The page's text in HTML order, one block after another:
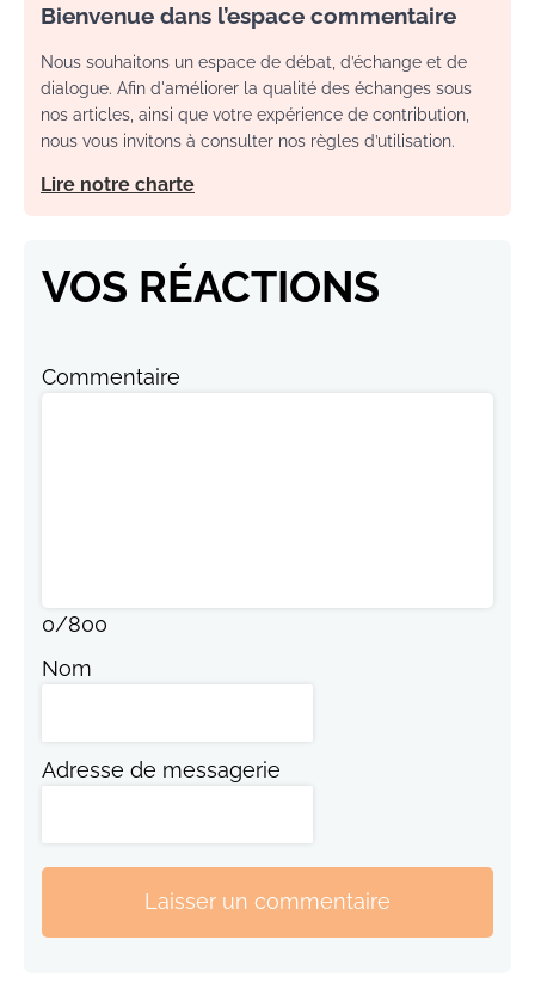
Bienvenue dans l’espace commentaire
Nous souhaitons un espace de débat, d’échange et de
dialogue. Afin d'améliorer la qualité des échanges sous
nos articles, ainsi que votre expérience de contribution,
nous vous invitons à consulter nos règles d’utilisation.
Lire notre charte
VOS RÉACTIONS
Commentaire
0/800
Nom
Adresse de messagerie
Laisser un commentaire